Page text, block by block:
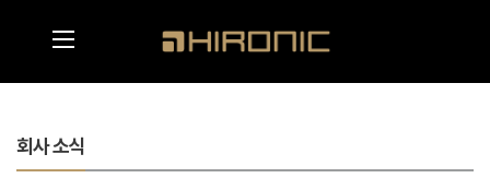
회사 소식